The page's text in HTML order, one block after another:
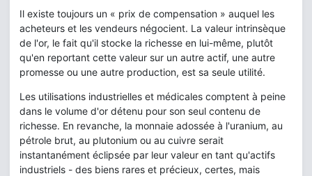
Il existe toujours un « prix de compensation » auquel les
acheteurs et les vendeurs négocient. La valeur intrinsèque
de l'or, le fait qu'il stocke la richesse en lui-même, plutôt
qu'en reportant cette valeur sur un autre actif, une autre
promesse ou une autre production, est sa seule utilité.
Les utilisations industrielles et médicales comptent à peine
dans le volume d'or détenu pour son seul contenu de
richesse. En revanche, la monnaie adossée à l'uranium, au
pétrole brut, au plutonium ou au cuivre serait
instantanément éclipsée par leur valeur en tant qu'actifs
industriels - des biens rares et précieux, certes, mais